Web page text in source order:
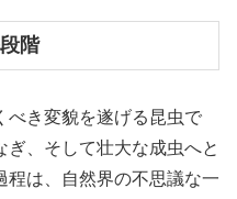
階
べき変貌を遂げる昆虫で
、そして壮大な成虫へと
程は、自然界の不思議な一